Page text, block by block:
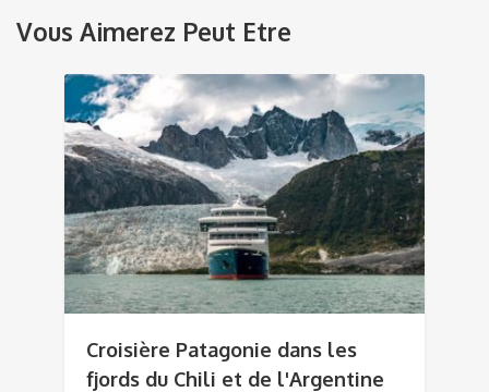
Vous Aimerez Peut Etre
Croisière Patagonie dans les
fjords du Chili et de l'Argentine